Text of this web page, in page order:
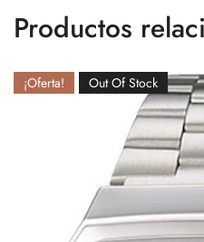
Productos
¡Oferta! Out Of Stock